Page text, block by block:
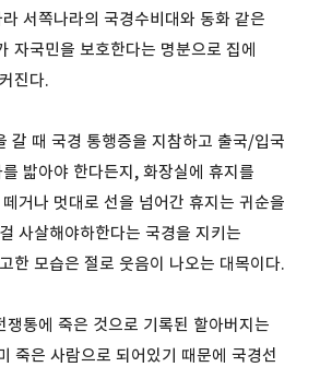
서쪽나라의 국경수비대와 동화 같은
자국민을 보호한다는 명분으로 집에
진다.
갈 때 국경 통행증을 지참하고 출국/입국
밟아야 한다든지, 화장실에 휴지를
거나 멋대로 선을 넘어간 휴지는 귀순을
사살해야하한다는 국경을 지키는
한 모습은 절로 웃음이 나오는 대목이다.
쟁통에 죽은 것으로 기록된 할아버지는
죽은 사람으로 되어있기 때문에 국경선